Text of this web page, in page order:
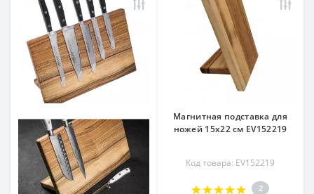
Магнитная подставка для
ножей 15х22 см EV152219
Код товара: EV152219
2